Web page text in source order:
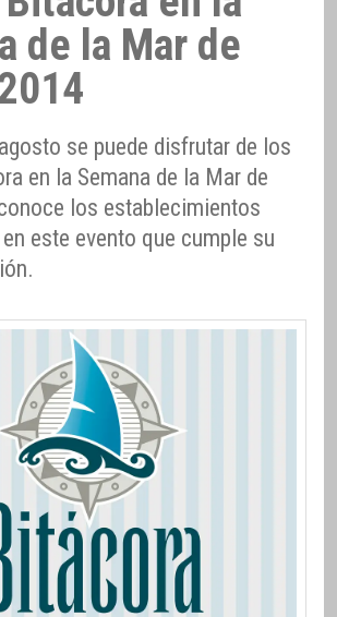
de la Mar de
se puede disfrutar de los
en la Semana de la Mar de
los establecimientos
este evento que cumple su